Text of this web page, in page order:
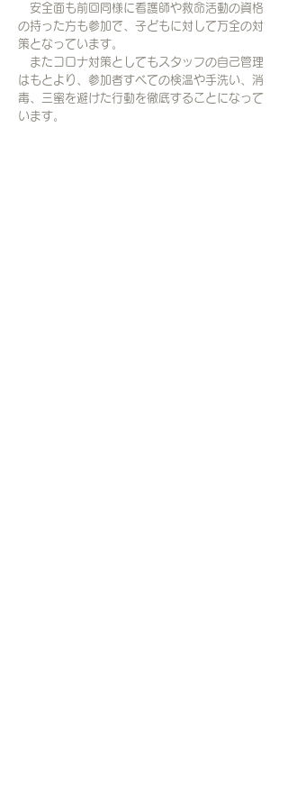
安全面も前回同様に看護師や救命活動の資格
の持った方も参加で、子どもに対して万全の対
策となっています。
​ またコロナ対策としてもスタッフの自己管理
はもとより、参加者すべての検温や手洗い、消
毒、三蜜を避けた行動を徹底することになって
います。